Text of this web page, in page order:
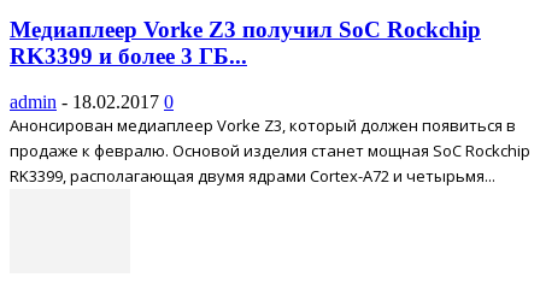
Медиаплеер Vorke Z3 получил SoC Rockchip
RK3399 и более 3 ГБ...
admin - 18.02.2017 0
Анонсирован медиаплеер Vorke Z3, который должен появиться в
продаже к февралю. Основой изделия станет мощная SoC Rockchip
RK3399, располагающая двумя ядрами Cortex-A72 и четырьмя...